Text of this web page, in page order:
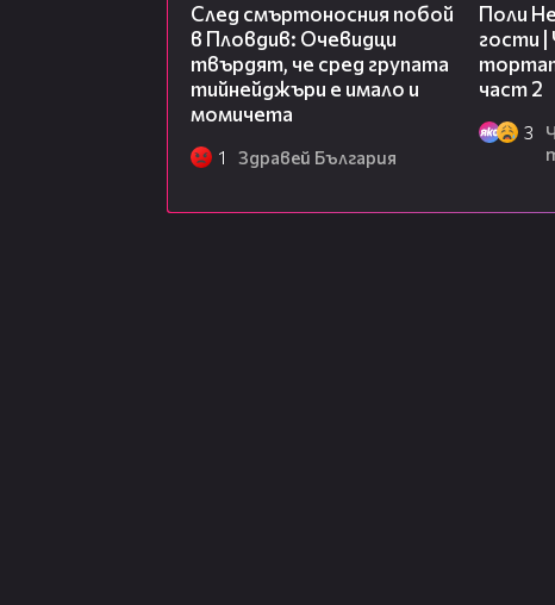
След смъртоносния побой
в Пловдив: Очевидци
твърдят, че сред групата
тийнейджъри е имало и
момичета
1 Здравей България
Поли
гости
част 2
3